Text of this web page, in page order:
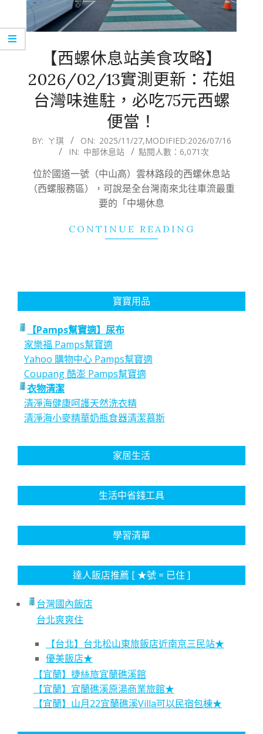
【西螺休息站美食攻略】
2026/02/13實測更新：花姐
台灣味進駐，必吃75元西螺
便當！
2025-
27
BY: ㄚ琪 ON: 2025/11/27,MODIFIED:2026/07/16
IN: 中部休息站 點閱人數：6,071次
位於國道一號（中山高）雲林路段的西螺休息站
（西螺服務區），可說是全台灣南來北往車流最重
要的「中場休息
CONTINUE READING
寶寶用品
【Pamps幫寶適】尿布
家樂福 Pamps幫寶適
Yahoo 購物中心 Pamps幫寶適
Coupang 酷澎 Pamps幫寶適
衣物清潔
清淨海健康呵護天然洗衣精
清淨海小麥精華奶瓶食器清潔慕斯
家居生活
生活中省錢工具
學習清單
達人飯店推薦 [ ★號 = 已住 ]
台灣國內飯店
台北爽爽住
【台北】台北松山東旅飯店近南京三民站★
優美飯店★
【宜蘭】捷絲旅宜蘭礁溪館
【宜蘭】宜蘭礁溪原湯商業旅館★
【宜蘭】山月22宜蘭礁溪Villa可以民宿包棟★